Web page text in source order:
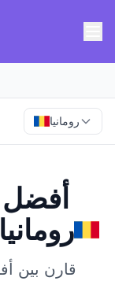
رومانيا
أفضل
رومانيا
قارن بين